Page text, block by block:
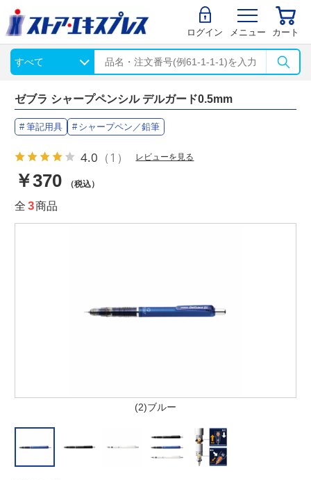
ログイン メニュー カート
ゼブラ シャープペンシル デルガード0.5mm
筆記用具 シャープペン／鉛筆
4.0 （1） レビューを見る
￥370 （税込）
全 3商品
(2)ブルー